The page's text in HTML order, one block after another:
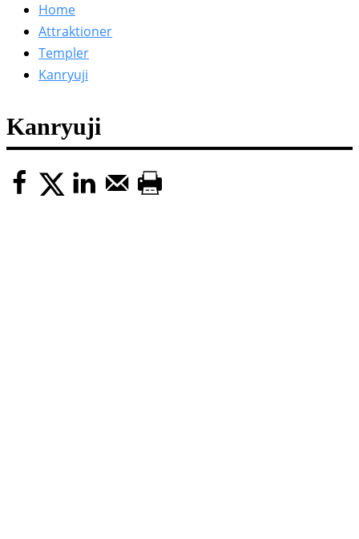
Home
Attraktioner
Templer
Kanryuji
Kanryuji